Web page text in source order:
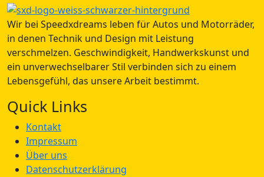
Wir bei Speedxdreams leben für Autos und Motorräder,
in denen Technik und Design mit Leistung
verschmelzen. Geschwindigkeit, Handwerkskunst und
ein unverwechselbarer Stil verbinden sich zu einem
Lebensgefühl, das unsere Arbeit bestimmt.
Quick Links
Kontakt
Impressum
Über uns
Datenschutzerklärung